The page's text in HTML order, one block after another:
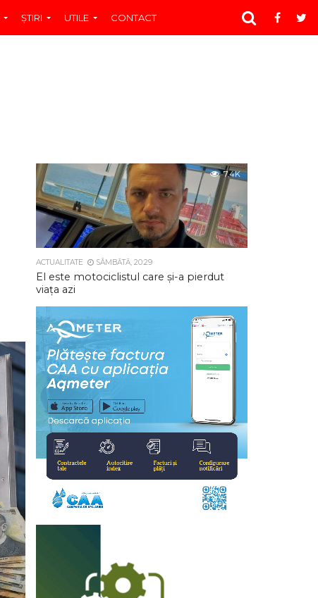
ŞTIRI UTILE CONTACT
7.4K
ACTUALITATE SÂMBĂTĂ, 20:29
El este motociclistul care și-a pierdut
viața azi